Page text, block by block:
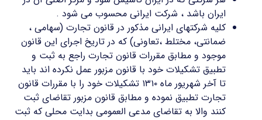
ایران باشد ، شرکت ایرانی محسوب می شود .
کلیه شرکتهای ایرانی مذکور در قانون تجارت (سهامی ،
ضمانتی، مختلط ،تعاونی) که در تاریخ اجرای این قانون
موجود و مطابق مقررات قانون تجارت راجع به ثبت و
تطبیق تشکیلات خود با قانون مزبور عمل نکرده اند باید
تا آخر شهریور ماه ۱۳۱۰ تشکیلات خود را با مقررات قانون
تجارت تطبیق نموده و مطابق قانون مزبور تقاضای ثبت
کنند والا به تقاضای مدعی العمومی بدایت محلی که ثبت